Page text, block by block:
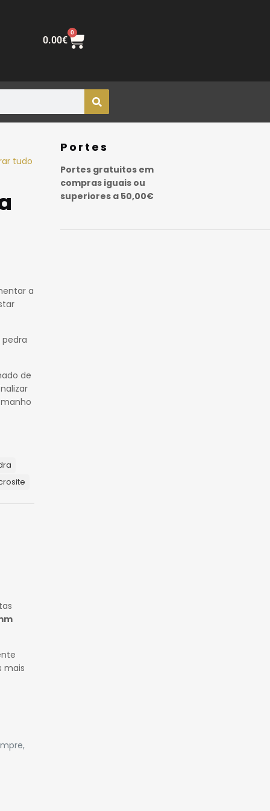
0.00€
0
tudo
a
de
mais
Portes
Portes gratuitos em
compras iguais ou
superiores a 50,00€